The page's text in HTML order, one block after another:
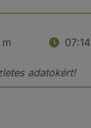
m 07:14
adatokért!